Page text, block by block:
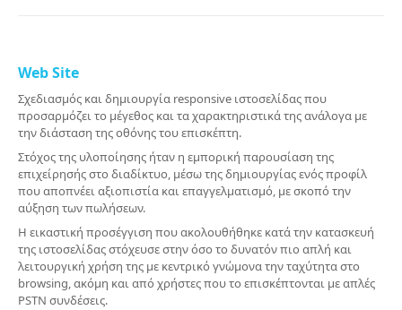
Web Site
Σχεδιασμός και δημιουργία responsive ιστοσελίδας που
προσαρμόζει το μέγεθος και τα χαρακτηριστικά της ανάλογα με
την διάσταση της οθόνης του επισκέπτη.
Στόχος της υλοποίησης ήταν η εμπορική παρουσίαση της
επιχείρησής στο διαδίκτυο, μέσω της δημιουργίας ενός προφίλ
που αποπνέει αξιοπιστία και επαγγελματισμό, με σκοπό την
αύξηση των πωλήσεων.
Η εικαστική προσέγγιση που ακολουθήθηκε κατά την κατασκευή
της ιστοσελίδας στόχευσε στην όσο το δυνατόν πιο απλή και
λειτουργική χρήση της με κεντρικό γνώμονα την ταχύτητα στο
browsing, ακόμη και από χρήστες που το επισκέπτονται με απλές
PSTN συνδέσεις.